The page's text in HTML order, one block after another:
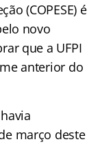
(COPESE) é
novo
que a UFPI
anterior do
março deste